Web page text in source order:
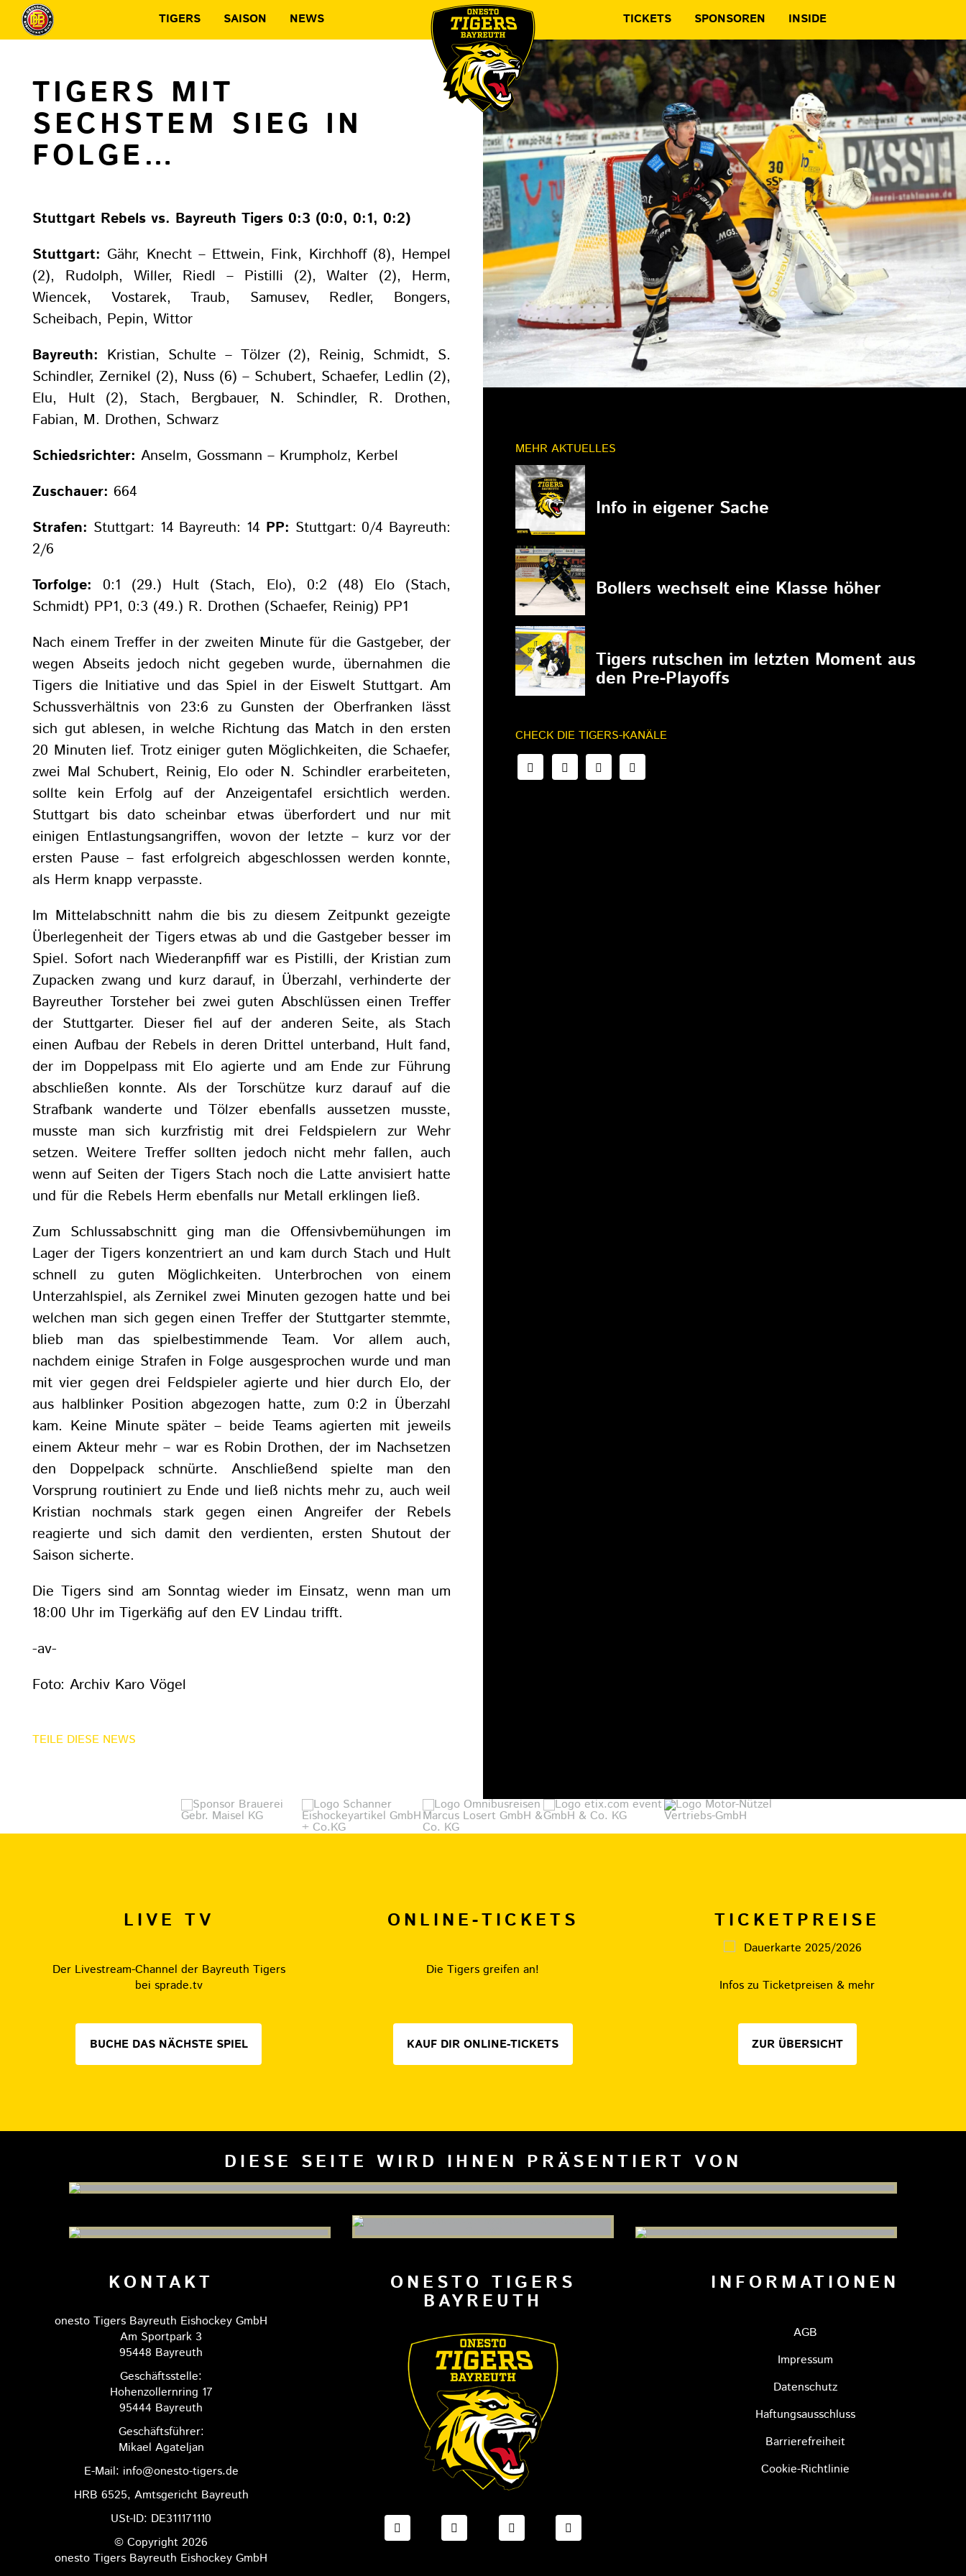
TIGERS SAISON NEWS TICKETS SPONSOREN INSIDE
TIGERS MIT
SECHSTEM SIEG IN
FOLGE…
Stuttgart Rebels vs. Bayreuth Tigers 0:3 (0:0, 0:1, 0:2)
Stuttgart: Gähr, Knecht – Ettwein, Fink, Kirchhoff (8), Hempel
(2), Rudolph, Willer, Riedl – Pistilli (2), Walter (2), Herm,
Wiencek, Vostarek, Traub, Samusev, Redler, Bongers,
Scheibach, Pepin, Wittor
Bayreuth: Kristian, Schulte – Tölzer (2), Reinig, Schmidt, S.
Schindler, Zernikel (2), Nuss (6) – Schubert, Schaefer, Ledlin (2),
Elu, Hult (2), Stach, Bergbauer, N. Schindler, R. Drothen,
Fabian, M. Drothen, Schwarz
Schiedsrichter: Anselm, Gossmann – Krumpholz, Kerbel
Zuschauer: 664
Strafen: Stuttgart: 14 Bayreuth: 14 PP: Stuttgart: 0/4 Bayreuth:
2/6
Torfolge: 0:1 (29.) Hult (Stach, Elo), 0:2 (48) Elo (Stach,
Schmidt) PP1, 0:3 (49.) R. Drothen (Schaefer, Reinig) PP1
Nach einem Treffer in der zweiten Minute für die Gastgeber, der
wegen Abseits jedoch nicht gegeben wurde, übernahmen die
Tigers die Initiative und das Spiel in der Eiswelt Stuttgart. Am
Schussverhältnis von 23:6 zu Gunsten der Oberfranken lässt
sich gut ablesen, in welche Richtung das Match in den ersten
20 Minuten lief. Trotz einiger guten Möglichkeiten, die Schaefer,
zwei Mal Schubert, Reinig, Elo oder N. Schindler erarbeiteten,
sollte kein Erfolg auf der Anzeigentafel ersichtlich werden.
Stuttgart bis dato scheinbar etwas überfordert und nur mit
einigen Entlastungsangriffen, wovon der letzte – kurz vor der
ersten Pause – fast erfolgreich abgeschlossen werden konnte,
als Herm knapp verpasste.
Im Mittelabschnitt nahm die bis zu diesem Zeitpunkt gezeigte
Überlegenheit der Tigers etwas ab und die Gastgeber besser im
Spiel. Sofort nach Wiederanpfiff war es Pistilli, der Kristian zum
Zupacken zwang und kurz darauf, in Überzahl, verhinderte der
Bayreuther Torsteher bei zwei guten Abschlüssen einen Treffer
der Stuttgarter. Dieser fiel auf der anderen Seite, als Stach
einen Aufbau der Rebels in deren Drittel unterband, Hult fand,
der im Doppelpass mit Elo agierte und am Ende zur Führung
abschließen konnte. Als der Torschütze kurz darauf auf die
Strafbank wanderte und Tölzer ebenfalls aussetzen musste,
musste man sich kurzfristig mit drei Feldspielern zur Wehr
setzen. Weitere Treffer sollten jedoch nicht mehr fallen, auch
wenn auf Seiten der Tigers Stach noch die Latte anvisiert hatte
und für die Rebels Herm ebenfalls nur Metall erklingen ließ.
Zum Schlussabschnitt ging man die Offensivbemühungen im
Lager der Tigers konzentriert an und kam durch Stach und Hult
schnell zu guten Möglichkeiten. Unterbrochen von einem
Unterzahlspiel, als Zernikel zwei Minuten gezogen hatte und bei
welchen man sich gegen einen Treffer der Stuttgarter stemmte,
blieb man das spielbestimmende Team. Vor allem auch,
nachdem einige Strafen in Folge ausgesprochen wurde und man
mit vier gegen drei Feldspieler agierte und hier durch Elo, der
aus halblinker Position abgezogen hatte, zum 0:2 in Überzahl
kam. Keine Minute später – beide Teams agierten mit jeweils
einem Akteur mehr – war es Robin Drothen, der im Nachsetzen
den Doppelpack schnürte. Anschließend spielte man den
Vorsprung routiniert zu Ende und ließ nichts mehr zu, auch weil
Kristian nochmals stark gegen einen Angreifer der Rebels
reagierte und sich damit den verdienten, ersten Shutout der
Saison sicherte.
Die Tigers sind am Sonntag wieder im Einsatz, wenn man um
18:00 Uhr im Tigerkäfig auf den EV Lindau trifft.
-av-
Foto: Archiv Karo Vögel
TEILE DIESE NEWS
MEHR AKTUELLES
Info in eigener Sache
Bollers wechselt eine Klasse höher
Tigers rutschen im letzten Moment aus
den Pre-Playoffs
CHECK DIE TIGERS-KANÄLE
LIVE TV
Der Livestream-Channel der Bayreuth Tigers
bei sprade.tv
BUCHE DAS NÄCHSTE SPIEL
ONLINE-TICKETS
Die Tigers greifen an!
KAUF DIR ONLINE-TICKETS
TICKETPREISE
Infos zu Ticketpreisen & mehr
ZUR ÜBERSICHT
DIESE SEITE WIRD IHNEN PRÄSENTIERT VON
KONTAKT
onesto Tigers Bayreuth Eishockey GmbH
Am Sportpark 3
95448 Bayreuth
Geschäftsstelle:
Hohenzollernring 17
95444 Bayreuth
Geschäftsführer:
Mikael Agateljan
E-Mail: info@onesto-tigers.de
HRB 6525, Amtsgericht Bayreuth
USt-ID: DE311171110
© Copyright 2026
onesto Tigers Bayreuth Eishockey GmbH
ONESTO TIGERS
BAYREUTH
FACEBOOK ONESTO TIGERS BAYREUTH
INSTAGRAM ONESTO TIGERS BAYREUTH
TIKTOK ONESTO TIGERS BAYREUTH
INFORMATIONEN
AGB
Impressum
Datenschutz
Haftungsausschluss
Barrierefreiheit
Cookie-Richtlinie